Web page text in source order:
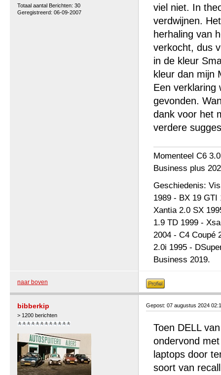
Totaal aantal Berichten: 30
Geregistreerd: 06-09-2007
viel niet. In
verdwijnen.
herhaling van
verkocht, dus
in de kleur
kleur dan mijn
Een verklaring
gevonden.
dank voor het
verdere
Momenteel C6
Business plus
Geschiedenis:
1989 - BX 19 GTI
Xantia 2.0 SX
1.9 TD 1999 -
2004 - C4 Coupé
2.0i 1995 -
Business 2019.
naar boven
bibberkip
> 1200 berichten
Gepost: 07 augustus 2024
Toen DELL
ondervond
laptops door
soort van